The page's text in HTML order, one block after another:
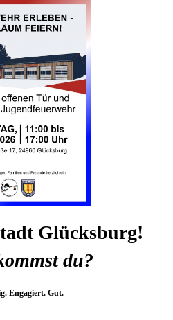
Glücksburg!
du?
Engagiert. Gut.